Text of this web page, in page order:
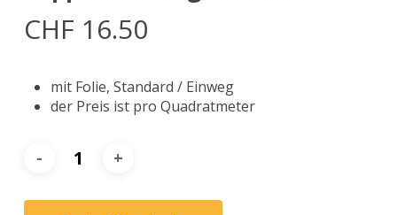
CHF 16.50
mit Folie, Standard / Einweg
der Preis ist pro Quadratmeter